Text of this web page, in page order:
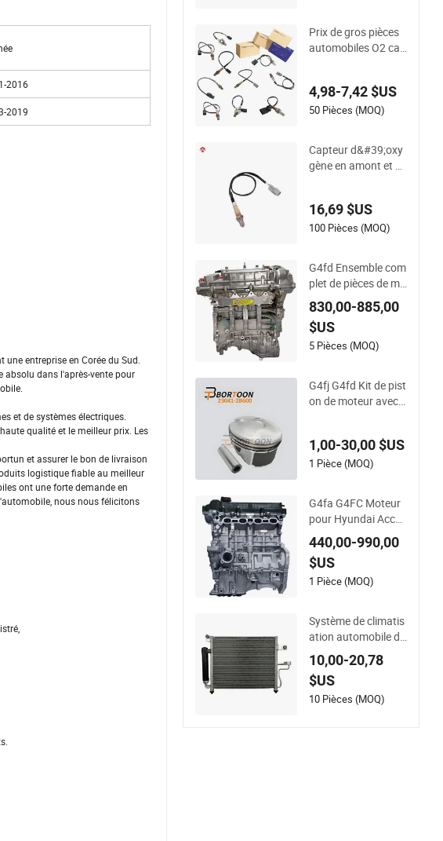
2016
2019
entreprise en Corée du Sud.
absolu dans l'après-vente pour
et de systèmes électriques.
qualité et le meilleur prix. Les
et assurer le bon de livraison
logistique fiable au meilleur
ont une forte demande en
nous nous félicitons
Prix de gros pièces
automobiles O2 cap
0-2c100 39210-3CD
A0 pour Hyundai KI
gène
4,98-7,42 $US
50 Pièces (MOQ)
Capteur d&#39;oxy
gène en amont et en
dai Accent Veloster,
KIA Rio Soul 1.6L 20
0
16,69 $US
100 Pièces (MOQ)
G4fd Ensemble com
plet de pièces de mo
teur de voiture bloc-
cylindre long G4fd p
our Hyundai Accent
Elantra KIA Ceed
830,00-885,00
$US
5 Pièces (MOQ)
G4fj G4fd Kit de pist
on de moteur avec s
6 23041-2b600/ Piè
ces auto / Usine
1,00-30,00 $US
1 Pièce (MOQ)
G4fa G4FC Moteur
pour Hyundai Accen
t Elantra I20I30 KIA
Carens Ceed Soul C
erato Rio Venga Blo
c moteur Assembla
440,00-990,00
$US
1 Pièce (MOQ)
Système de climatis
ation automobile de
rechange condense
ur pour Hyundai Ac
cent OEM 9760625
600
10,00-20,78
$US
10 Pièces (MOQ)